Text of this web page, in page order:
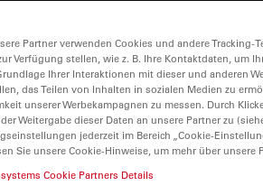
Partner verwenden Cookies und andere Tracking-
Verfügung stellen, wie z. B. Ihre Kontaktdaten, um
Ihrer Interaktionen mit dieser und anderen
das Teilen von Inhalten in sozialen Medien zu
unserer Werbekampagnen zu messen. Durch
Weitergabe dieser Daten an unsere Partner zu
jederzeit im Bereich „Cookie-
Sie unsere Cookie-Hinweise, um mehr über unsere
Cookie Partners Details